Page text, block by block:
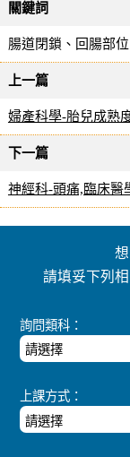
關鍵詞
腸道閉鎖、回腸部
上一篇
婦產科學-胎兒成熟
下一篇
神經科-頭痛,臨床醫
請填妥下列
詢問類科：
上課方式：